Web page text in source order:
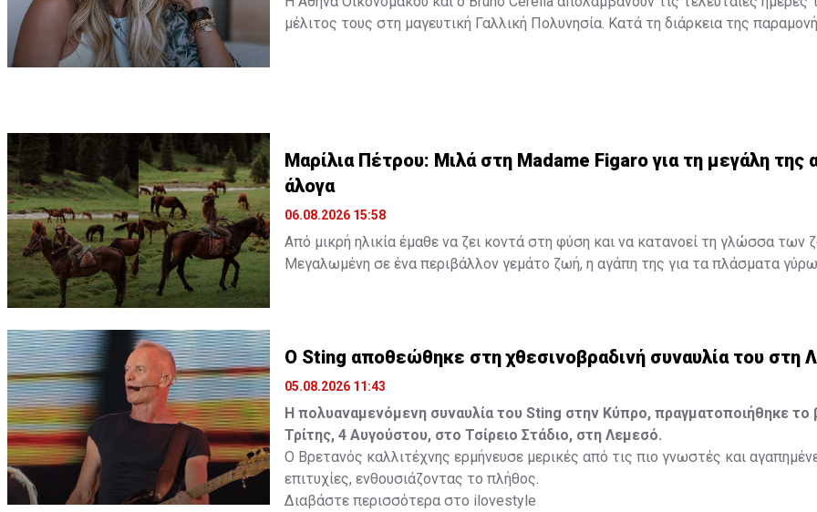
μέλιτος τους στη μαγευτική Γαλλική Πολυνησία. Κατά τη διάρκεια της
Διαβάστε επίσης: Μαρίλια Πέτρου: Μιλά στη Madame Figaro για τη μεγάλη της
άλογα
Μαρίλια Πέτρου: Μιλά στη Madame Figaro για τη μεγάλη της
άλογα
06.08.2026 15:58
Από μικρή ηλικία έμαθε να ζει κοντά στη φύση και να κατανοεί τη γλώσσα των
Μεγαλωμένη σε ένα περιβάλλον γεμάτο ζωή, η αγάπη της για τα πλάσματα γύρω
Διαβάστε περισσότερα στο madamefigaro.cy
Ο Sting αποθεώθηκε στη χθεσινοβραδινή συναυλία του στη
05.08.2026 11:43
Η πολυαναμενόμενη συναυλία του Sting στην Κύπρο, πραγματοποιήθηκε το
Τρίτης, 4 Αυγούστου, στο Τσίρειο Στάδιο, στη Λεμεσό.
Ο Βρετανός καλλιτέχνης ερμήνευσε μερικές από τις πιο γνωστές και
επιτυχίες, ενθουσιάζοντας το πλήθος.
Διαβάστε περισσότερα στο ilovestyle